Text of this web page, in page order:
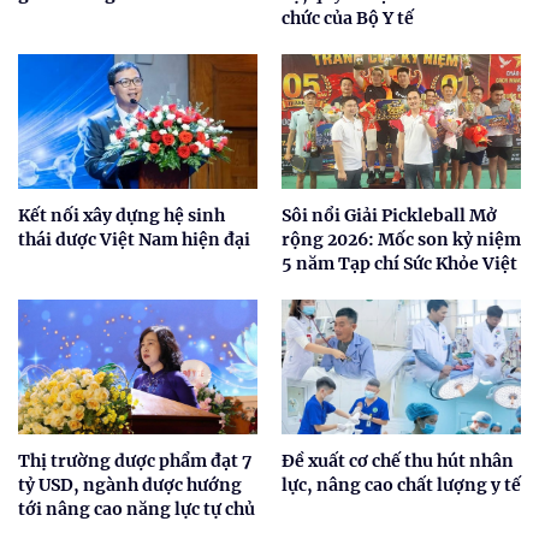
chức của Bộ Y tế
Kết nối xây dựng hệ sinh
thái dược Việt Nam hiện đại
Sôi nổi Giải Pickleball Mở
rộng 2026: Mốc son kỷ niệm
5 năm Tạp chí Sức Khỏe Việt
Thị trường dược phẩm đạt 7
tỷ USD, ngành dược hướng
tới nâng cao năng lực tự chủ
Đề xuất cơ chế thu hút nhân
lực, nâng cao chất lượng y tế